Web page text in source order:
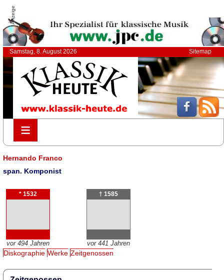
Anzeige
Samstag, 8. August 2026 Sitemap
≡
≡
Hernando Franco
span. Komponist
* 1532
vor 494 Jahren
† 1585
vor 441 Jahren
Diskographie Werke Zeitgenossen